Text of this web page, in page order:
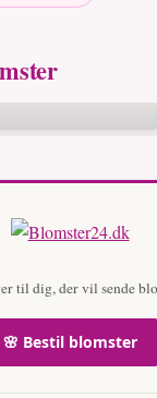
til dig, der vil sende
🌸 Bestil blomster